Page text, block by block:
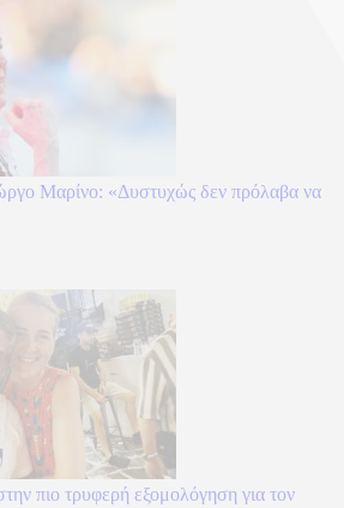
Μαρίνο: «Δυστυχώς δεν πρόλαβα να
πιο τρυφερή εξομολόγηση για τον